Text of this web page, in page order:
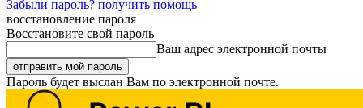
Забыли пароль? получить помощь
восстановление пароля
Восстановите свой пароль
Ваш адрес электронной почты
Пароль будет выслан Вам по электронной почте.